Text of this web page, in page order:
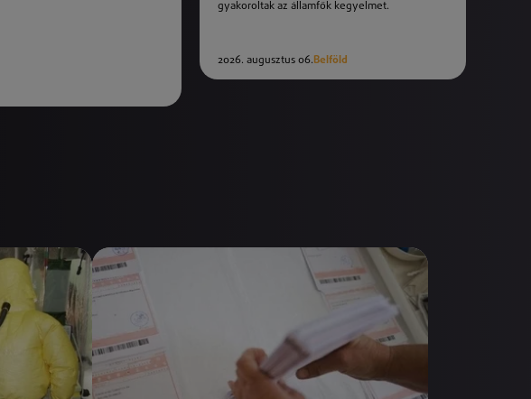
gyakoroltak az államfők kegyelmet.
2026. augusztus 06.Belföld